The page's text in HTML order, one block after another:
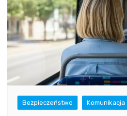
Bezpieczeństwo Komunikacja